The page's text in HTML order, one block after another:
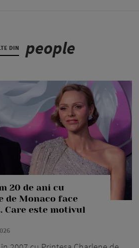
DIN people
20 de ani cu
de Monaco face
Care este motivul